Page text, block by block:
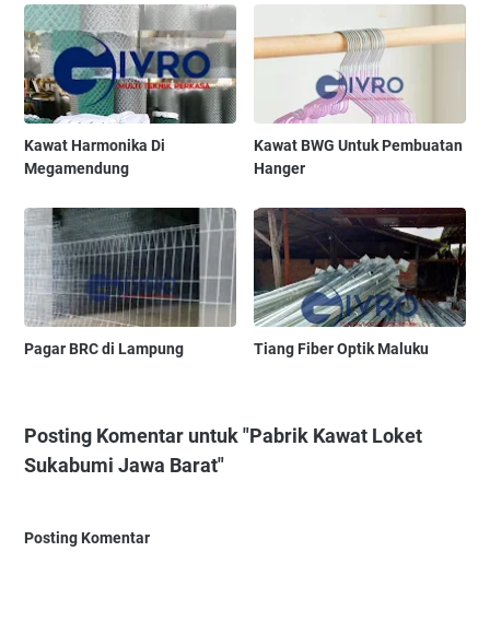
Kawat Harmonika Di
Megamendung
Kawat BWG Untuk Pembuatan
Hanger
Pagar BRC di Lampung Tiang Fiber Optik Maluku
Posting Komentar untuk "Pabrik Kawat Loket
Sukabumi Jawa Barat"
Posting Komentar